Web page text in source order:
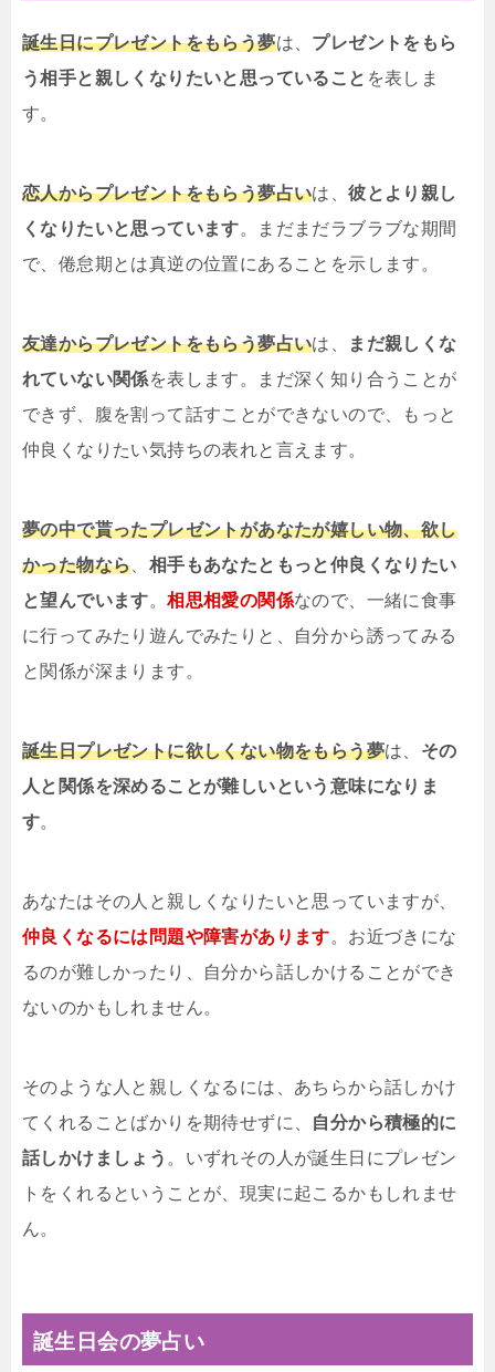
誕生日にプレゼントをもらう夢は、 プレゼントをもら
う相手と親しくなりたいと思っていること を表しま
す。
恋人からプレゼントをもらう夢占いは、彼とより親し
くなりたいと思っています。まだまだラブラブな期間
で、倦怠期とは真逆の位置にあることを示します。
友達からプレゼントをもらう夢占いは、
まだ親しくな
れていない関係を表します。まだ深く知り合うことが
できず、腹を割って話すことができないので、もっと
仲良くなりたい気持ちの表れと言えます。
夢の中で貰ったプレゼントがあなたが嬉しい物、欲し
かった物なら
相手もあなたともっと仲良くなりたい
と望んでいます。相思相愛の関係なので、一緒に食事
に行ってみたり遊んでみたりと、自分から誘ってみる
と関係が深まります。
誕生日プレゼントに欲しくない物をもらう夢は、 その
人と関係を深めることが難しいという意味になりま
す。
あなたはその人と親しくなりたいと思っていますが、
仲良くなるには問題や障害があります。お近づきにな
るのが難しかったり、自分から話しかけることができ
ないのかもしれません。
そのような人と親しくなるには、あちらから話しかけ
てくれることばかりを期待せずに、 自分から積極的に
話しかけましょう 。いずれその人が誕生日にプレゼン
トをくれるということが、現実に起こるかもしれませ
ん。
誕生日会の夢占い